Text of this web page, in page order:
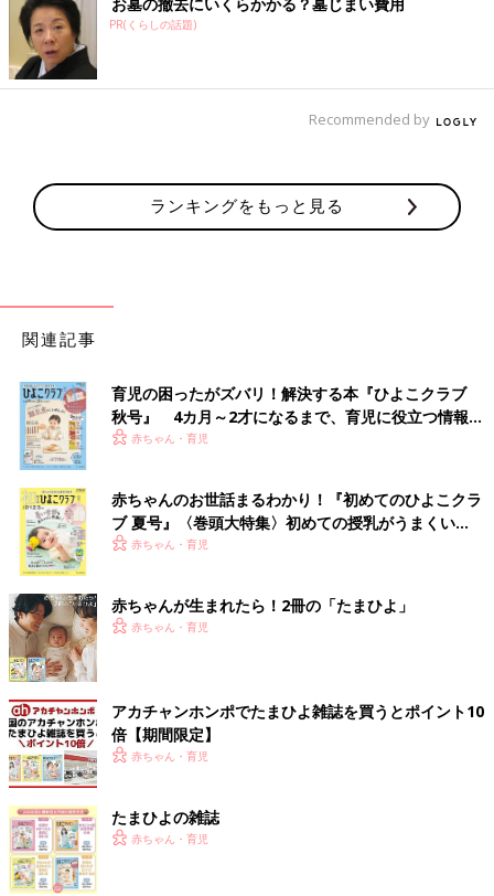
PR(くらしの話題)
Recommended by
ランキングをもっと見る
関連記事
育児の困ったがズバリ！解決する本『ひよこクラブ
秋号』 4カ月～2才になるまで、育児に役立つ情報が
いっぱい！
赤ちゃん・育児
赤ちゃんのお世話まるわかり！『初めてのひよこクラ
ブ 夏号』〈巻頭大特集〉初めての授乳がうまくい
く！ おっぱい・ミルクの基本と夏のトラブル 解決テ
赤ちゃん・育児
赤ちゃんが生まれたら！2冊の「たまひよ」
赤ちゃん・育児
アカチャンホンポでたまひよ雑誌を買うとポイント10
倍【期間限定】
赤ちゃん・育児
たまひよの雑誌
赤ちゃん・育児